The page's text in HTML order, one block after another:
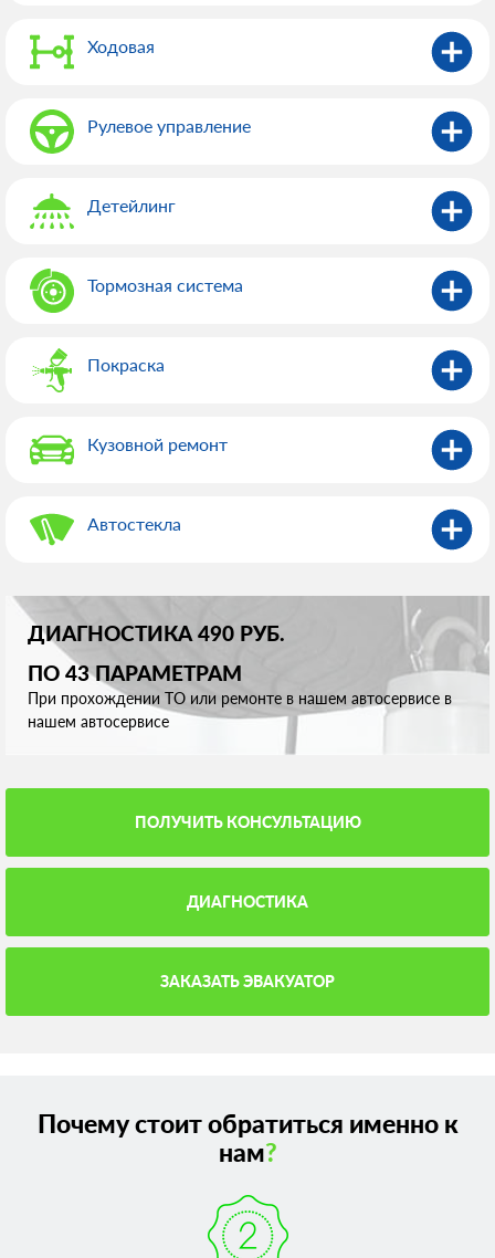
Ходовая
Рулевое управление
Детейлинг
Тормозная система
Покраска
Кузовной ремонт
Автостекла
ДИАГНОСТИКА 490 РУБ.
ПО 43 ПАРАМЕТРАМ
При прохождении ТО или ремонте в нашем автосервисе в
нашем автосервисе
ПОЛУЧИТЬ КОНСУЛЬТАЦИЮ
ДИАГНОСТИКА
ЗАКАЗАТЬ ЭВАКУАТОР
Почему стоит обратиться именно к
нам?